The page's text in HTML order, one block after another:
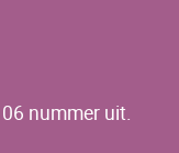
nummer uit.